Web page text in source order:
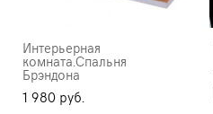
Интерьерная
комната.Спальня
Брэндона
1 980 pуб.